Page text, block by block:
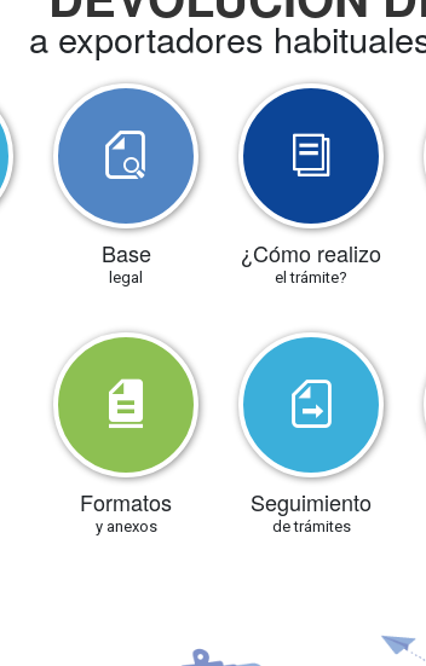
a exportadores
Base
legal
¿Cómo realizo
el trámite?
Formatos
y anexos
Seguimiento
de trámites